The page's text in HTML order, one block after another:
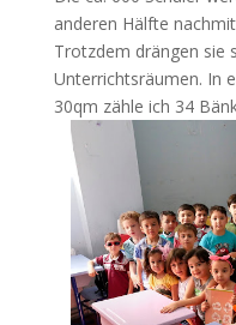
anderen Hälfte
Trotzdem drängen sie
Unterrichtsräumen. In
30qm zähle ich 34